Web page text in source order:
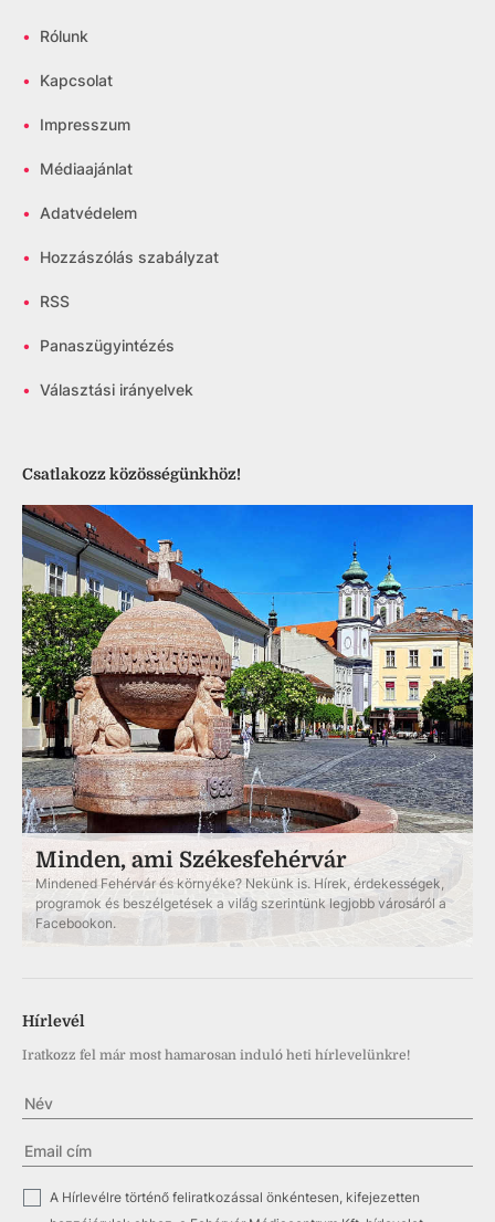
• Rólunk
• Kapcsolat
• Impresszum
• Médiaajánlat
• Adatvédelem
• Hozzászólás szabályzat
• RSS
• Panaszügyintézés
• Választási irányelvek
Csatlakozz közösségünkhöz!
Minden, ami Székesfehérvár
Mindened Fehérvár és környéke? Nekünk is. Hírek, érdekességek,
programok és beszélgetések a világ szerintünk legjobb városáról a
Facebookon.
Hírlevél
Iratkozz fel már most hamarosan induló heti hírlevelünkre!
A Hírlevélre történő feliratkozással önkéntesen, kifejezetten